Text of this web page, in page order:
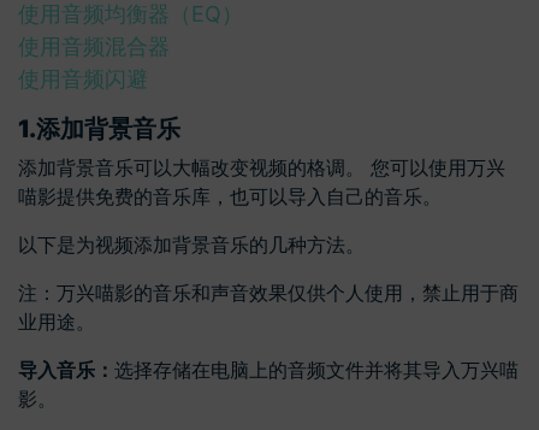
使用音频均衡器（EQ）
使用音频混合器
使用音频闪避
1.添加背景音乐
添加背景音乐可以大幅改变视频的格调。 您可以使用万兴
喵影提供免费的音乐库，也可以导入自己的音乐。
以下是为视频添加背景音乐的几种方法。
注：万兴喵影的音乐和声音效果仅供个人使用，禁止用于商
业用途。
导入音乐： 选择存储在电脑上的音频文件并将其导入万兴喵
影。